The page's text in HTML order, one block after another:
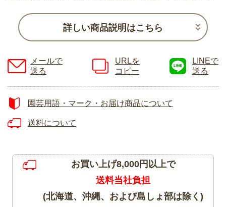
詳しい商品説明はこちら
メールで
送る
URLを
コピー
LINEで
送る
園芸用語・マーク・お届け商品について
送料について
お買い上げ8,000円以上で
送料当社負担
(北海道、沖縄、および島しょ部は除く)